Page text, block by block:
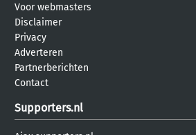
Voor webmasters
Disclaimer
Privacy
Adverteren
Partnerberichten
Contact
Supporters.nl